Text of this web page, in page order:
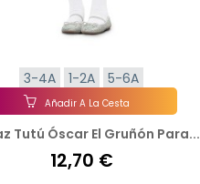
3-4A 1-2A 5-6A
Añadir A La Cesta
Tutú Óscar El Gruñón Para...
12,70 €